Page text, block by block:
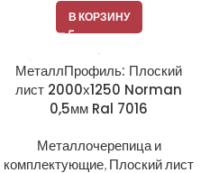
В КОРЗИНУ
МеталлПрофиль: Плоский
лист 2000х1250 Norman
0,5мм Ral 7016
Металлочерепица и
комплектующие, Плоский лист